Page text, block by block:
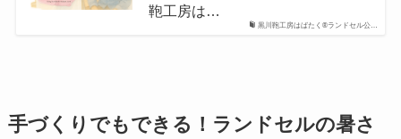
黒川鞄工房はばたく®ランドセル公…
鞄工房は…
手づくりでもできる！ランドセルの暑さ